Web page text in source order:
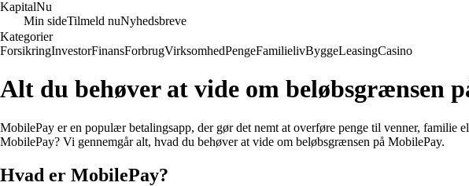
KapitalNu
Min sideTilmeld nuNyhedsbreve
Kategorier
ForsikringInvestorFinansForbrugVirksomhedPengeFamilielivByggeLeasingCasino
Alt du behøver at vide om beløbsgrænsen
MobilePay er en populær betalingsapp, der gør det nemt at overføre penge til venner,
MobilePay? Vi gennemgår alt, hvad du behøver at vide om beløbsgrænsen på MobilePay.
Hvad er MobilePay?